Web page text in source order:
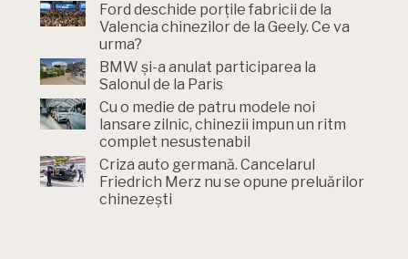
Ford deschide porțile fabricii de la
Valencia chinezilor de la Geely. Ce va
urma?
BMW și-a anulat participarea la
Salonul de la Paris
Cu o medie de patru modele noi
lansare zilnic, chinezii impun un ritm
complet nesustenabil
Criza auto germană. Cancelarul
Friedrich Merz nu se opune preluărilor
chinezești